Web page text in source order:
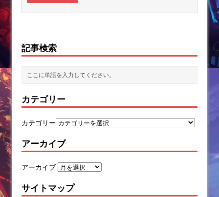
記事検索
カテゴリー
カテゴリー
アーカイブ
アーカイブ
サイトマップ